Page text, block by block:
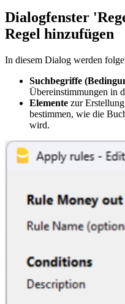
Dialogfenster
Regel hinzufügen
In diesem Dialog werden
Suchbegriffe
Übereinstimmungen in
Elemente zur
bestimmen, wie die
wird.